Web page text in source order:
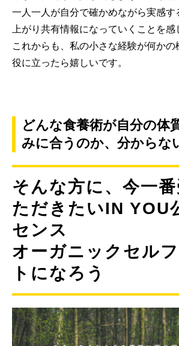
一人一人が自分で確かめながら実感す
上がり共有情報になっていくことを感
これからも、私の小さな経験が何か
役に立ったら嬉しいです。
どんな食養術が自分の体
みに合うのか、分からな
そんな方に、今一
ただきたいIN YOU
センス
オーガニックセル
トになろう